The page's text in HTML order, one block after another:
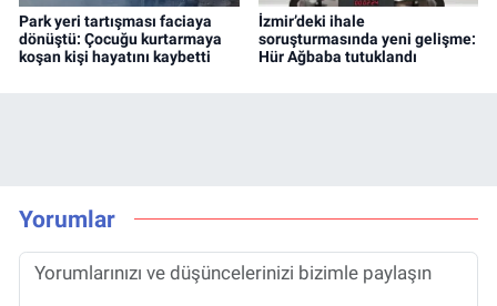
Park yeri tartışması faciaya
dönüştü: Çocuğu kurtarmaya
koşan kişi hayatını kaybetti
İzmir’deki ihale
soruşturmasında yeni gelişme:
Hür Ağbaba tutuklandı
Yorumlar